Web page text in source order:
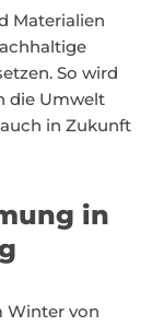
Materialien
So wird
die Umwelt
in Zukunft
in
Winter von